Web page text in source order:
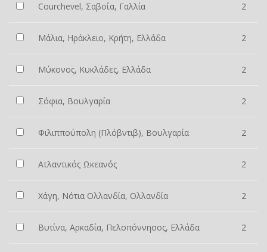
Courchevel, Σαβοΐα, Γαλλία 2
Μάλια, Ηράκλειο, Κρήτη, Ελλάδα 2
Μύκονος, Κυκλάδες, Ελλάδα 2
Σόφια, Βουλγαρία 2
Φιλιππούπολη (Πλόβντιβ), Βουλγαρία 2
Ατλαντικός Ωκεανός 2
Χάγη, Νότια Ολλανδία, Ολλανδία 2
Βυτίνα, Αρκαδία, Πελοπόννησος, Ελλάδα 2